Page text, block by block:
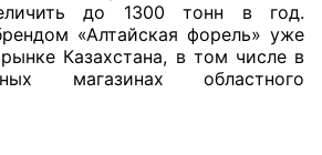
до 1300 тонн в год.
«Алтайская форель» уже
Казахстана, в том числе в
магазинах областного